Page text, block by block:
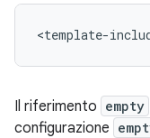
Il riferimento empty
configurazione